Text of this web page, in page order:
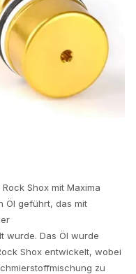
Shox mit Maxima
Öl geführt, das mit
wurde. Das Öl wurde
Shox entwickelt, wobei
zu